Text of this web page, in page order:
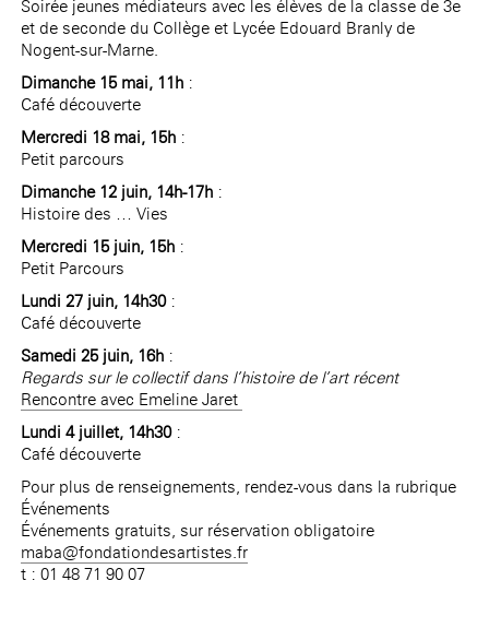
Soirée jeunes médiateurs avec les élèves de la classe de 3e
et de seconde du Collège et Lycée Edouard Branly de
Nogent-sur-Marne.
Dimanche 15 mai, 11h :
Café découverte
Mercredi 18 mai, 15h :
Petit parcours
Dimanche 12 juin, 14h-17h :
Histoire des … Vies
Mercredi 15 juin, 15h :
Petit Parcours
Lundi 27 juin, 14h30 :
Café découverte
Samedi 25 juin, 16h :
Regards sur le collectif dans l’histoire de l’art récent
Rencontre avec Emeline Jaret
Lundi 4 juillet, 14h30 :
Café découverte
Pour plus de renseignements, rendez-vous dans la rubrique
Événements
Événements gratuits, sur réservation obligatoire
maba@fondationdesartistes.fr
t : 01 48 71 90 07